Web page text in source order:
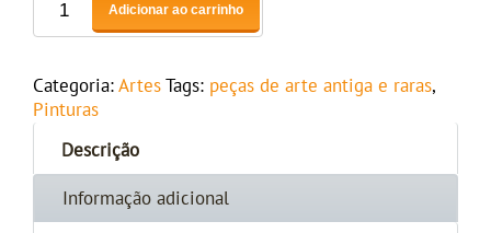
Adicionar ao carrinho
Categoria: Artes Tags: peças de arte antiga e raras,
Pinturas
Descrição
Informação adicional